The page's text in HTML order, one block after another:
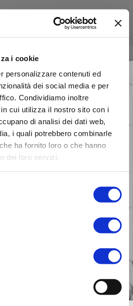
i cookie
personalizzare contenuti ed
dei social media e per
Condividiamo inoltre
cui utilizza il nostro sito con i
di analisi dei dati web,
i quali potrebbero combinarle
ha fornito loro o che hanno
dei loro servizi.